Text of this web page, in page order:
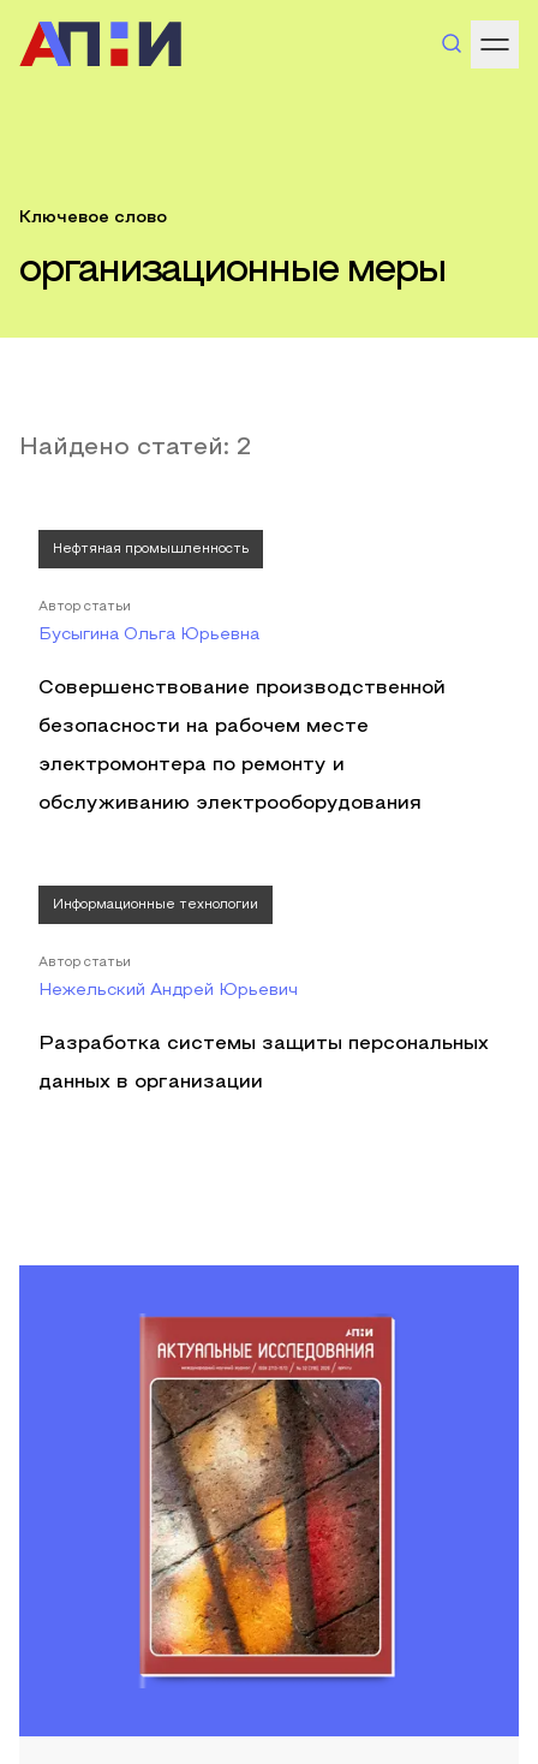
Ключевое слово
организационные меры
Найдено статей: 2
Нефтяная промышленность
Автор статьи
Бусыгина Ольга Юрьевна
Совершенствование производственной
безопасности на рабочем месте
электромонтера по ремонту и
обслуживанию электрооборудования
Информационные технологии
Автор статьи
Нежельский Андрей Юрьевич
Разработка системы защиты персональных
данных в организации